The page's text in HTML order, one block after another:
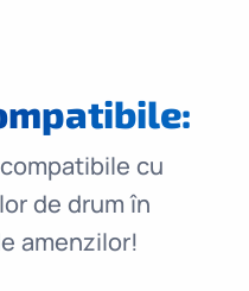
cu
de drum în
amenzilor!